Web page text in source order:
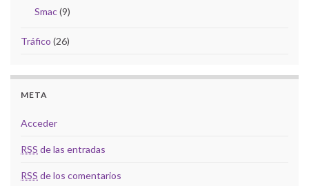
Smac(9)
Tráfico (26)
META
Acceder
RSS de las entradas
RSS de los comentarios